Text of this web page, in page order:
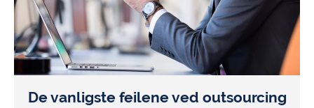
De vanligste feilene ved outsourcing